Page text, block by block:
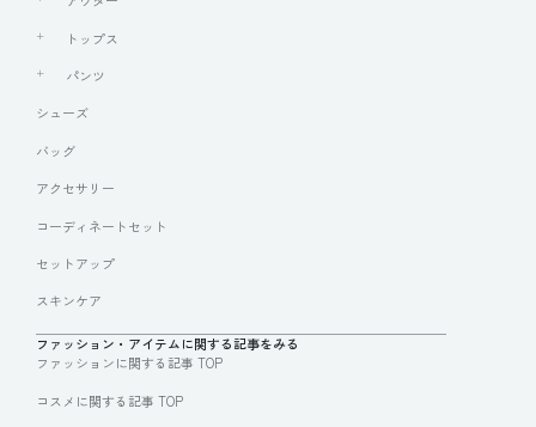
トップス
パンツ
シューズ
バッグ
アクセサリー
コーディネートセット
セットアップ
スキンケア
ファッション・アイテムに関する記事をみる
ファッションに関する記事 TOP
コスメに関する記事 TOP